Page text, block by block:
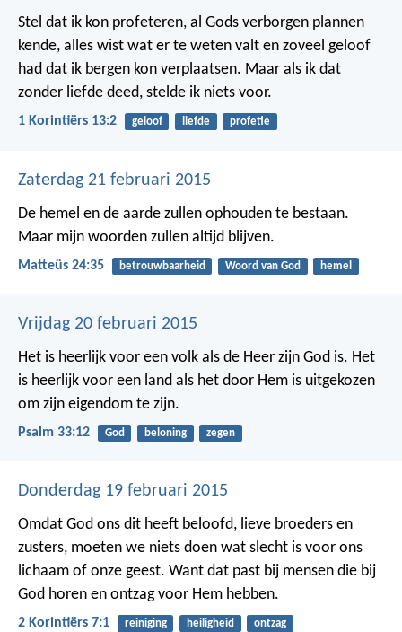
Stel dat ik kon profeteren, al Gods verborgen plannen
kende, alles wist wat er te weten valt en zoveel geloof
had dat ik bergen kon verplaatsen. Maar als ik dat
zonder liefde deed, stelde ik niets voor.
1 Korintiërs 13:2 geloof liefde profetie
Zaterdag 21 februari 2015
De hemel en de aarde zullen ophouden te bestaan.
Maar mijn woorden zullen altijd blijven.
Matteüs 24:35 betrouwbaarheid Woord van God hemel
Vrijdag 20 februari 2015
Het is heerlijk voor een volk als de Heer zijn God is. Het
is heerlijk voor een land als het door Hem is uitgekozen
om zijn eigendom te zijn.
Psalm 33:12 God beloning zegen
Donderdag 19 februari 2015
Omdat God ons dit heeft beloofd, lieve broeders en
zusters, moeten we niets doen wat slecht is voor ons
lichaam of onze geest. Want dat past bij mensen die bij
God horen en ontzag voor Hem hebben.
2 Korintiërs 7:1 reiniging heiligheid ontzag